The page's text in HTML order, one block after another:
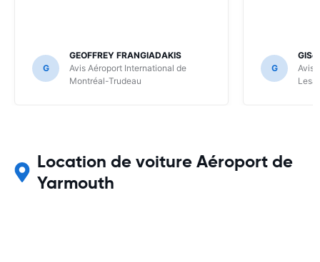
G
GEOFFREY FRANGIADAKIS
Avis Aéroport International de
Montréal-Trudeau
G
Avis
Location de voiture Aéroport de
Yarmouth